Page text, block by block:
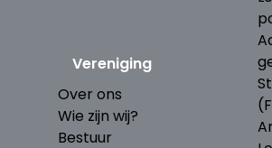
Vereniging
Over ons
Wie zijn wij?
Bestuur